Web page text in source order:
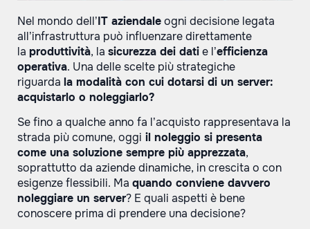
Nel mondo dell’IT aziendaleogni decisione legata
all’infrastruttura può influenzare direttamente
la produttività, la sicurezza dei datie l’efficienza
operativa. Una delle scelte più strategiche
riguarda la modalità con cui dotarsi di un server:
acquistarlo o noleggiarlo?
Se fino a qualche anno fa l’acquisto rappresentava la
strada più comune, oggi il noleggio si presenta
come una soluzione sempre più apprezzata,
soprattutto da aziende dinamiche, in crescita o con
esigenze flessibili. Ma quando conviene davvero
noleggiare un server? E quali aspetti è bene
conoscere prima di prendere una decisione?